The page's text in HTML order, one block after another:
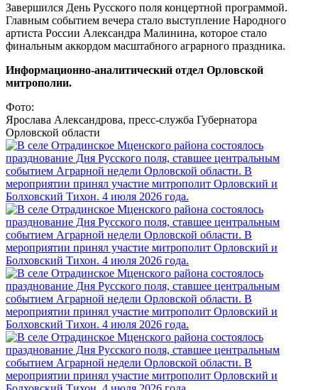
Завершился День Русского поля концертной программой.
Главным событием вечера стало выступление Народного
артиста России Александра Малинина, которое стало
финальным аккордом масштабного аграрного праздника.
Информационно-аналитический отдел Орловской
митрополии.
Фото:
Ярослава Александрова, пресс-служба Губернатора
Орловской области